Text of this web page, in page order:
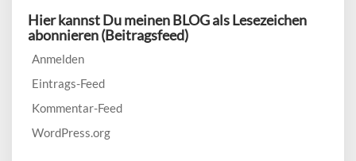
Hier kannst Du meinen BLOG als Lesezeichen
abonnieren (Beitragsfeed)
Anmelden
Eintrags-Feed
Kommentar-Feed
WordPress.org